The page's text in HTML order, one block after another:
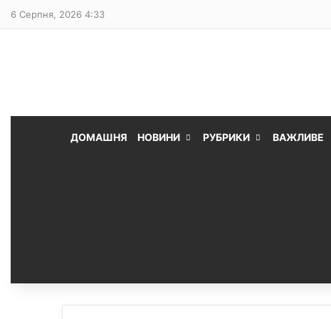
6 Серпня, 2026 4:33
ДОМАШНЯ НОВИНИ РУБРИКИ ВАЖЛИВЕ